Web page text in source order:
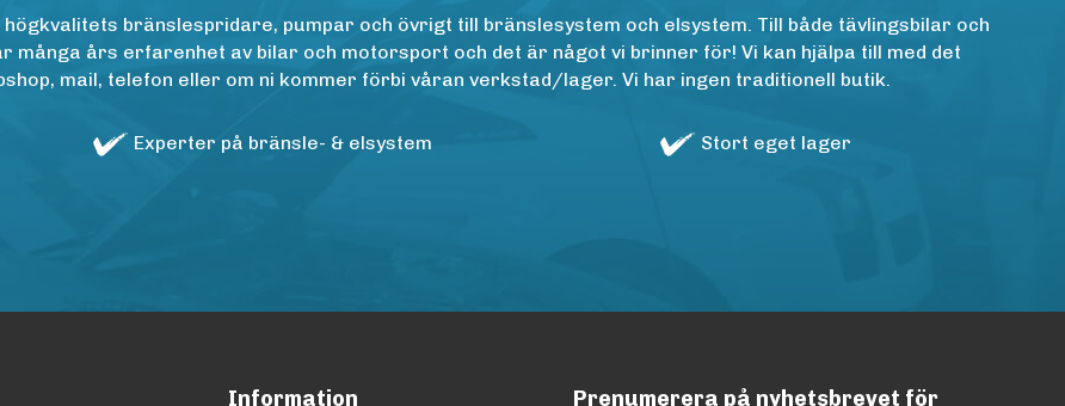
bränslespridare, pumpar och övrigt till bränslesystem och elsystem. Till både tävlingsbilar och
många års erfarenhet av bilar och motorsport och det är något vi brinner för! Vi kan hjälpa till med det
mail, telefon eller om ni kommer förbi våran verkstad/lager. Vi har ingen traditionell butik.
Experter på bränsle- & elsystem Stort eget lager
Information Prenumerera på nyhetsbrevet för